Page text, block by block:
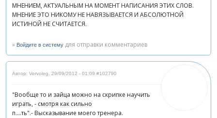
МНЕНИЕМ, АКТУАЛЬНЫМ НА МОМЕНТ НАПИСАНИЯ ЭТИХ СЛОВ.
МНЕНИЕ ЭТО НИКОМУ НЕ НАВЯЗЫВАЕТСЯ И АБСОЛЮТНОЙ
ИСТИНОЙ НЕ СЧИТАЕТСЯ.
» Войдите в систему для отправки комментариев
Автор: Vervoleg 29/09/2012 - 01:09 #102790
"Вообще то и зайца можно на скрипке научить
играть, - cмотря как сильно
п....ть".- Высказывание моего тренера.